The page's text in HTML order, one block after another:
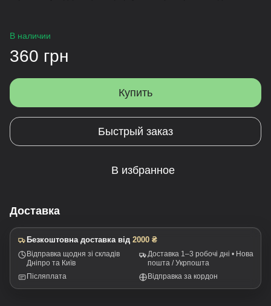
В наличии
360 грн
Купить
Быстрый заказ
В избранное
Доставка
Безкоштовна доставка від 2000 ₴
Відправка щодня зі складів
Дніпро та Київ
Доставка 1–3 робочі дні • Нова
пошта / Укрпошта
Післяплата
Відправка за кордон